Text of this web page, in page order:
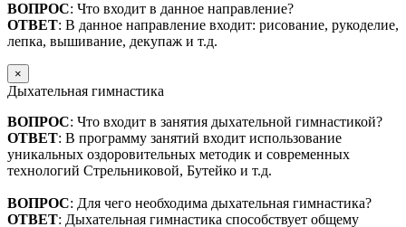
ВОПРОС: Что входит в данное направление?
ОТВЕТ: В данное направление входит: рисование, рукоделие,
лепка, вышивание, декупаж и т.д.
×
Дыхательная гимнастика
ВОПРОС: Что входит в занятия дыхательной гимнастикой?
ОТВЕТ: В программу занятий входит использование
уникальных оздоровительных методик и современных
технологий Стрельниковой, Бутейко и т.д.
ВОПРОС: Для чего необходима дыхательная гимнастика?
ОТВЕТ: Дыхательная гимнастика способствует общему